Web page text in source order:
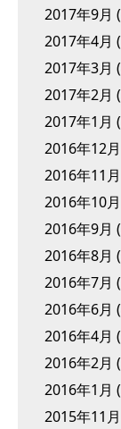
2017年9月
2017年4月
2017年3月
2017年2月
2017年1月
2016年12月
2016年11月
2016年10月
2016年9月
2016年8月
2016年7月
2016年6月
2016年4月
2016年2月
2016年1月
2015年11月